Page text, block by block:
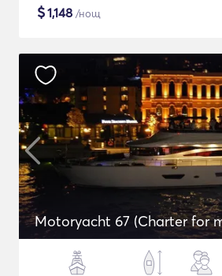
$1,148 /нощ
Motoryacht 67 (Charter for